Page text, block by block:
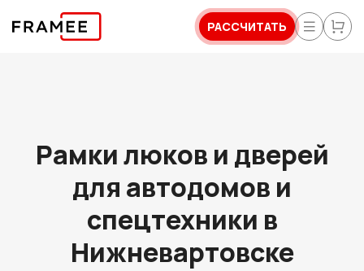
РАССЧИТАТЬ
Рамки люков и дверей
для автодомов и
спецтехники в
Нижневартовске